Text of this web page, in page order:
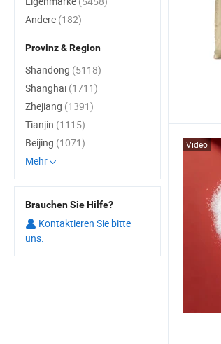
Video
Andere (182)
Provinz & Region
Shandong (5118)
Shanghai (1711)
Zhejiang (1391)
Tianjin (1115)
Beijing (1071)
Mehr
Brauchen Sie Hilfe?
Kontaktieren Sie bitte
uns.